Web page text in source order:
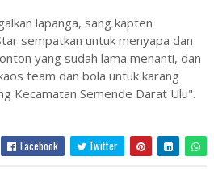
lapanga, sang kapten
sempatkan untuk menyapa dan
yang sudah lama menanti, dan
team dan bola untuk karang
Kecamatan Semende Darat Ulu".
Facebook Twitter